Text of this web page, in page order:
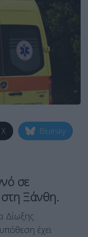
Bluesky
σε
στη Ξάνθη.
Δίωξης
έχει